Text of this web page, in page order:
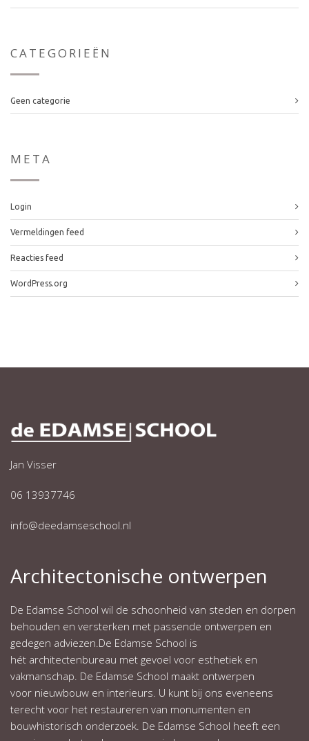
CATEGORIEËN
Geen categorie
META
Login
Vermeldingen feed
Reacties feed
WordPress.org
Jan Visser
06 13937746
info@deedamseschool.nl
Architectonische ontwerpen
De Edamse School wil de schoonheid van steden en dorpen
behouden en versterken met passende ontwerpen en
gedegen adviezen.De Edamse School is
hét architectenbureau met gevoel voor esthetiek en
vakmanschap. De Edamse School maakt ontwerpen
voor nieuwbouw en interieurs. U kunt bij ons eveneens
terecht voor het restaureren van monumenten en
bouwhistorisch onderzoek. De Edamse School heeft een